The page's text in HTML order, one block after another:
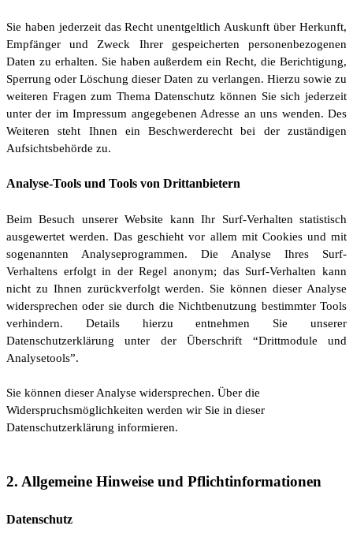
Sie haben jederzeit das Recht unentgeltlich Auskunft über Herkunft,
Empfänger und Zweck Ihrer gespeicherten personenbezogenen
Daten zu erhalten. Sie haben außerdem ein Recht, die Berichtigung,
Sperrung oder Löschung dieser Daten zu verlangen. Hierzu sowie zu
weiteren Fragen zum Thema Datenschutz können Sie sich jederzeit
unter der im Impressum angegebenen Adresse an uns wenden. Des
Weiteren steht Ihnen ein Beschwerderecht bei der zuständigen
Aufsichtsbehörde zu.
Analyse-Tools und Tools von Drittanbietern
Beim Besuch unserer Website kann Ihr Surf-Verhalten statistisch
ausgewertet werden. Das geschieht vor allem mit Cookies und mit
sogenannten Analyseprogrammen. Die Analyse Ihres Surf-
Verhaltens erfolgt in der Regel anonym; das Surf-Verhalten kann
nicht zu Ihnen zurückverfolgt werden. Sie können dieser Analyse
widersprechen oder sie durch die Nichtbenutzung bestimmter Tools
verhindern. Details hierzu entnehmen Sie unserer
Datenschutzerklärung unter der Überschrift “Drittmodule und
Analysetools”.
Sie können dieser Analyse widersprechen. Über die
Widerspruchsmöglichkeiten werden wir Sie in dieser
Datenschutzerklärung informieren.
2. Allgemeine Hinweise und Pflichtinformationen
Datenschutz